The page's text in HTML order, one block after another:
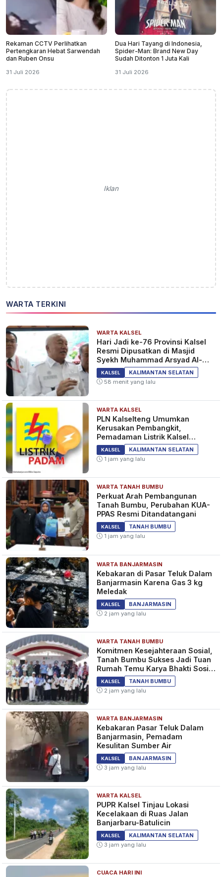
Rekaman CCTV Perlihatkan
Pertengkaran Hebat Sarwendah
dan Ruben Onsu
31 Juli 2026
Dua Hari Tayang di Indonesia,
Spider-Man: Brand New Day
Sudah Ditonton 1 Juta Kali
31 Juli 2026
Iklan
WARTA TERKINI
WARTA KALSEL
Hari Jadi ke-76 Provinsi Kalsel
Resmi Dipusatkan di Masjid
Syekh Muhammad Arsyad Al-
Banjari
KALSEL
KALIMANTAN SELATAN
58 menit yang lalu
WARTA KALSEL
PLN Kalselteng Umumkan
Kerusakan Pembangkit,
Pemadaman Listrik Kalsel
Diperpanjang?
KALSEL
KALIMANTAN SELATAN
1 jam yang lalu
WARTA TANAH BUMBU
Perkuat Arah Pembangunan
Tanah Bumbu, Perubahan KUA-
PPAS Resmi Ditandatangani
KALSEL
TANAH BUMBU
1 jam yang lalu
WARTA BANJARMASIN
Kebakaran di Pasar Teluk Dalam
Banjarmasin Karena Gas 3 kg
Meledak
KALSEL
BANJARMASIN
2 jam yang lalu
WARTA TANAH BUMBU
Komitmen Kesejahteraan Sosial,
Tanah Bumbu Sukses Jadi Tuan
Rumah Temu Karya Bhakti Sosial
PSM Ke-23
KALSEL
TANAH BUMBU
2 jam yang lalu
WARTA BANJARMASIN
Kebakaran Pasar Teluk Dalam
Banjarmasin, Pemadam
Kesulitan Sumber Air
KALSEL
BANJARMASIN
3 jam yang lalu
WARTA KALSEL
PUPR Kalsel Tinjau Lokasi
Kecelakaan di Ruas Jalan
Banjarbaru-Batulicin
KALSEL
KALIMANTAN SELATAN
3 jam yang lalu
CUACA HARI INI